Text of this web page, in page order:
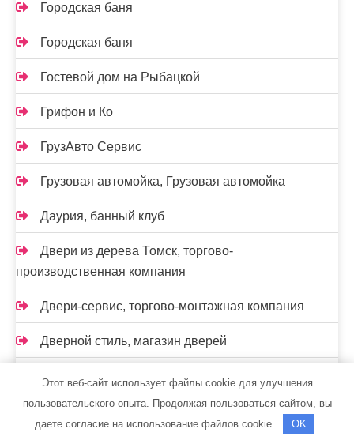
Городская баня
Городская баня
Гостевой дом на Рыбацкой
Грифон и Ко
ГрузАвто Сервис
Грузовая автомойка, Грузовая автомойка
Даурия, банный клуб
Двери из дерева Томск, торгово-
производственная компания
Двери-сервис, торгово-монтажная компания
Дверной стиль, магазин дверей
Дверь-Мастер, торгово-монтажная компания
Дельф-in, сауна
Этот веб-сайт использует файлы cookie для улучшения
пользовательского опыта. Продолжая пользоваться сайтом, вы
даете согласие на использование файлов cookie.
OK